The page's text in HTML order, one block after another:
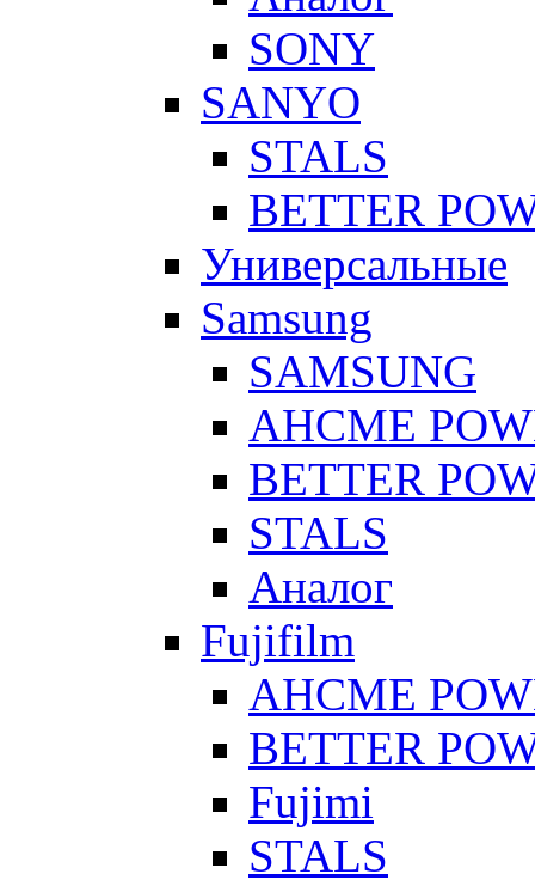
SONY
SANYO
STALS
BETTER
Универсальные
Samsung
SAMSUNG
AHCME
BETTER
STALS
Аналог
Fujifilm
AHCME
BETTER
Fujimi
STALS